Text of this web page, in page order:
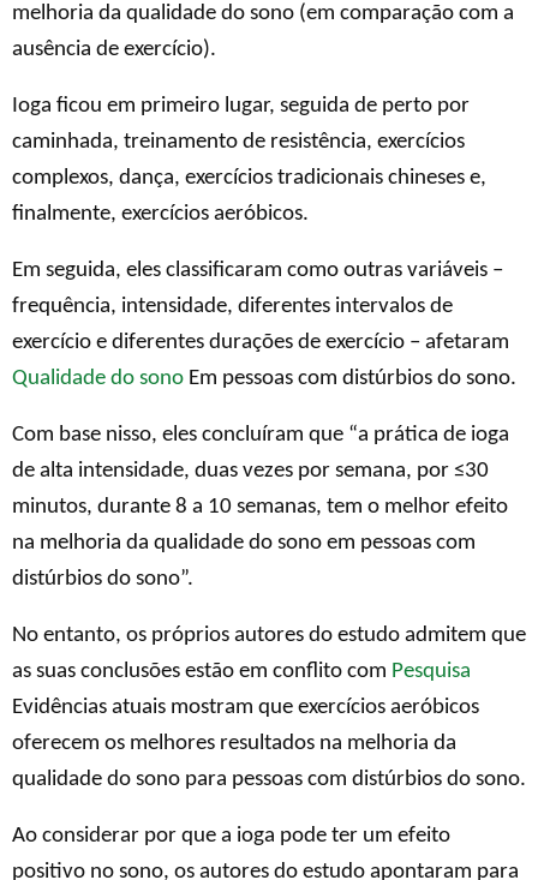
melhoria da qualidade do sono (em comparação com a
ausência de exercício).
Ioga ficou em primeiro lugar, seguida de perto por
caminhada, treinamento de resistência, exercícios
complexos, dança, exercícios tradicionais chineses e,
finalmente, exercícios aeróbicos.
Em seguida, eles classificaram como outras variáveis ​​–
frequência, intensidade, diferentes intervalos de
exercício e diferentes durações de exercício – afetaram
Qualidade do sono Em pessoas com distúrbios do sono.
Com base nisso, eles concluíram que “a prática de ioga
de alta intensidade, duas vezes por semana, por ≤30
minutos, durante 8 a 10 semanas, tem o melhor efeito
na melhoria da qualidade do sono em pessoas com
distúrbios do sono”.
No entanto, os próprios autores do estudo admitem que
as suas conclusões estão em conflito com Pesquisa
Evidências atuais mostram que exercícios aeróbicos
oferecem os melhores resultados na melhoria da
qualidade do sono para pessoas com distúrbios do sono.
Ao considerar por que a ioga pode ter um efeito
positivo no sono, os autores do estudo apontaram para